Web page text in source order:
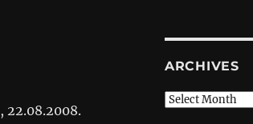
, 22.08.2008.
ARCHIVES
Archives